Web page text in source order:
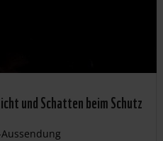
und Schatten beim Schutz
Aussendung